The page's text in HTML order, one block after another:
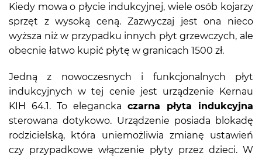
Kiedy mowa o płycie indukcyjnej, wiele osób kojarzy
sprzęt z wysoką ceną. Zazwyczaj jest ona nieco
wyższa niż w przypadku innych płyt grzewczych, ale
obecnie łatwo kupić płytę w granicach 1500 zł.
Jedną z nowoczesnych i funkcjonalnych płyt
indukcyjnych w tej cenie jest urządzenie Kernau
KIH 64.1. To elegancka czarna płyta indukcyjna
sterowana dotykowo. Urządzenie posiada blokadę
rodzicielską, która uniemożliwia zmianę ustawień
czy przypadkowe włączenie płyty przez dzieci. W